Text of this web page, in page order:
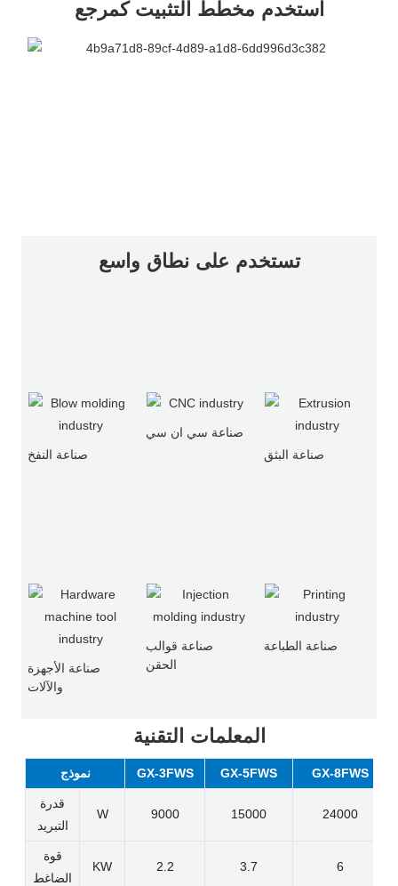
استخدم مخطط التثبيت كمرجع
تستخدم على نطاق واسع
صناعة النفخ
صناعة سي ان سي
صناعة البثق
صناعة الأجهزة
والآلات
صناعة قوالب
الحقن
صناعة الطباعة
المعلمات التقنية
نموذج GX-3FWS GX-5FWS GX-8FWS
قدرة
التبريد
W 9000 15000 24000
قوة
الضاغط
KW 2.2 3.7 6